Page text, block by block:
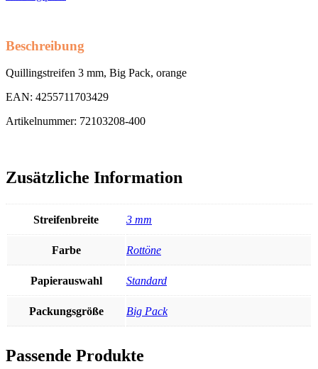
Beschreibung
Quillingstreifen 3 mm, Big Pack, orange
EAN: 4255711703429
Artikelnummer: 72103208-400
Zusätzliche Information
Streifenbreite 3 mm
Farbe Rottöne
Papierauswahl Standard
Packungsgröße Big Pack
Passende Produkte